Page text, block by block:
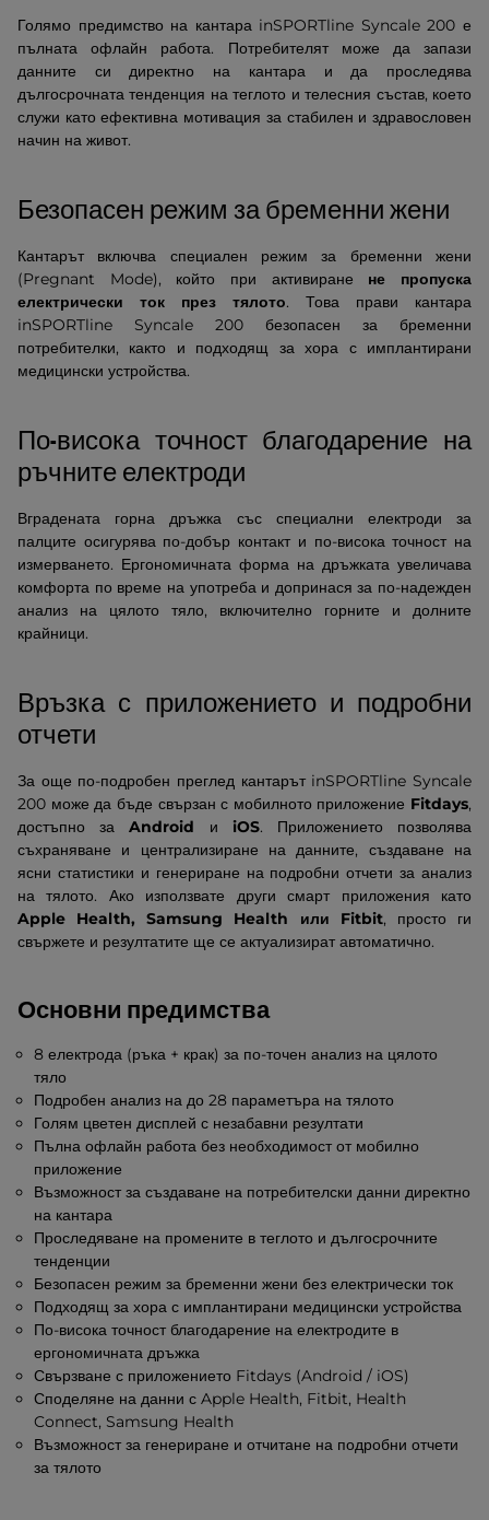
Голямо предимство на кантара inSPORTline Syncale 200 е
пълната офлайн работа. Потребителят може да запази
данните си директно на кантара и да проследява
дългосрочната тенденция на теглото и телесния състав, което
служи като ефективна мотивация за стабилен и здравословен
начин на живот.
Безопасен режим за бременни жени
Кантарът включва специален режим за бременни жени
(Pregnant Mode), който при активиране не пропуска
електрически ток през тялото. Това прави кантара
inSPORTline Syncale 200 безопасен за бременни
потребителки, както и подходящ за хора с имплантирани
медицински устройства.
По-висока точност благодарение на
ръчните електроди
Вградената горна дръжка със специални електроди за
палците осигурява по-добър контакт и по-висока точност на
измерването. Ергономичната форма на дръжката увеличава
комфорта по време на употреба и допринася за по-надежден
анализ на цялото тяло, включително горните и долните
крайници.
Връзка с приложението и подробни
отчети
За още по-подробен преглед кантарът inSPORTline Syncale
200 може да бъде свързан с мобилното приложение Fitdays,
достъпно заAndroid и iOS. Приложението позволява
съхраняване и централизиране на данните, създаване на
ясни статистики и генериране на подробни отчети за анализ
на тялото. Ако използвате други смарт приложения като
Apple Health, Samsung Health или Fitbit, просто ги
свържете и резултатите ще се актуализират автоматично.
Основни предимства
8 електрода (ръка + крак) за по-точен анализ на цялото
тяло
Подробен анализ на до 28 параметъра на тялото
Голям цветен дисплей с незабавни резултати
Пълна офлайн работа без необходимост от мобилно
приложение
Възможност за създаване на потребителски данни директно
на кантара
Проследяване на промените в теглото и дългосрочните
тенденции
Безопасен режим за бременни жени без електрически ток
Подходящ за хора с имплантирани медицински устройства
По-висока точност благодарение на електродите в
ергономичната дръжка
Свързване с приложението Fitdays (Android / iOS)
Споделяне на данни с Apple Health, Fitbit, Health
Connect, Samsung Health
Възможност за генериране и отчитане на подробни отчети
за тялото